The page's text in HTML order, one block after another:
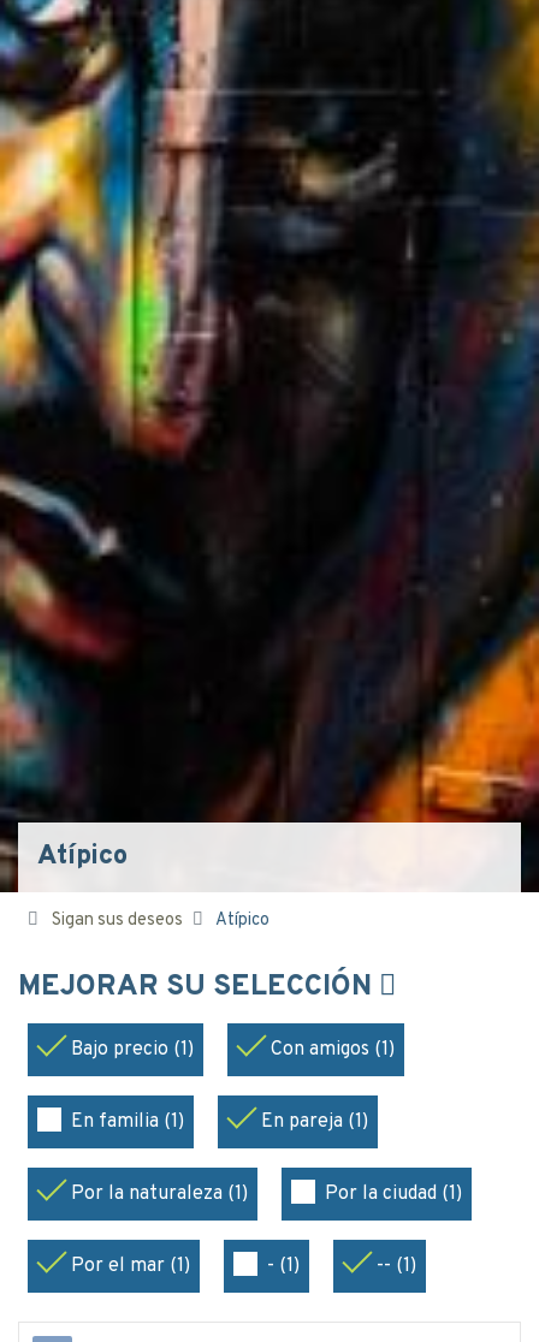
Atípico
Sigan sus deseos Atípico
MEJORAR SU SELECCIÓN
Bajo precio (1) Con amigos (1)
En familia (1) En pareja (1)
Por la naturaleza (1) Por la ciudad (1)
Por el mar (1) - (1) -- (1)